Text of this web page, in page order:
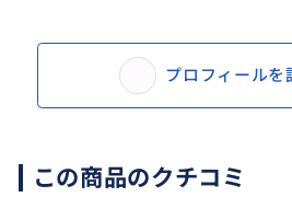
プロフィールを
この商品のクチコミ